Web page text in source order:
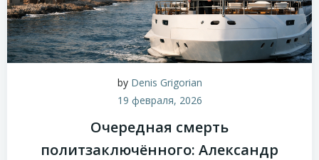
by Denis Grigorian
19 февраля, 2026
Очередная смерть
политзаключённого: Александр